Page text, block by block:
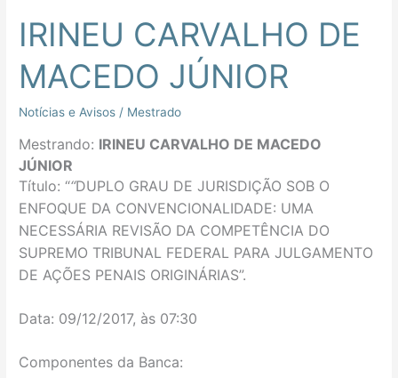
IRINEU CARVALHO DE
MACEDO JÚNIOR
Notícias e Avisos / Mestrado
Mestrando: IRINEU CARVALHO DE MACEDO
JÚNIOR
Título: ““DUPLO GRAU DE JURISDIÇÃO SOB O
ENFOQUE DA CONVENCIONALIDADE: UMA
NECESSÁRIA REVISÃO DA COMPETÊNCIA DO
SUPREMO TRIBUNAL FEDERAL PARA JULGAMENTO
DE AÇÕES PENAIS ORIGINÁRIAS”.
Data: 09/12/2017, às 07:30
Componentes da Banca:
IRINEU
CARVALHO
DE
MACEDO
JÚNIOR